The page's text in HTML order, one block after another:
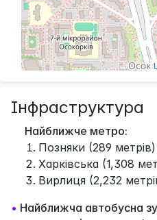
Інфраструктура
Найближче метро:
Позняки (289 метрів)
Харківська (1,308
Вирлиця (2,232
• Найближча автобусна